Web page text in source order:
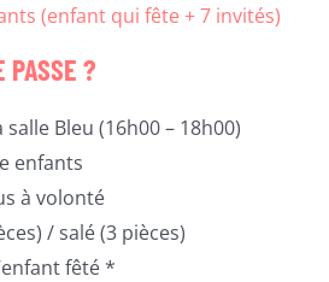
(enfant qui fête + 7 invités)
PASSE ?
Bleu (16h00 – 18h00)
enfants
à volonté
/ salé (3 pièces)
fêté *